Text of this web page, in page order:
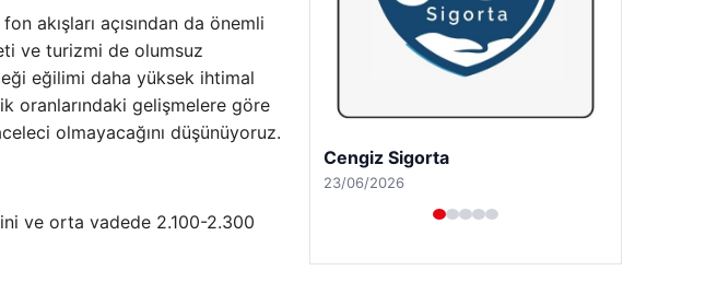
akışları açısından da önemli
ve turizmi de olumsuz
eğilimi daha yüksek ihtimal
oranlarındaki gelişmelere göre
olmayacağını düşünüyoruz.
ve orta vadede 2.100-2.300
Hastaş Beton
26/05/2026